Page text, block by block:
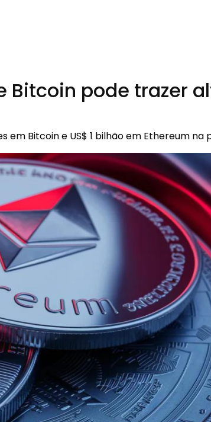
pode trazer
Bitcoin e US$ 1 bilhão em Ethereum